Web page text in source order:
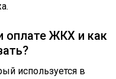
оплате ЖКХ и как
используется в